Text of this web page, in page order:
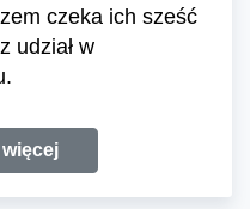
czeka ich sześć
udział w